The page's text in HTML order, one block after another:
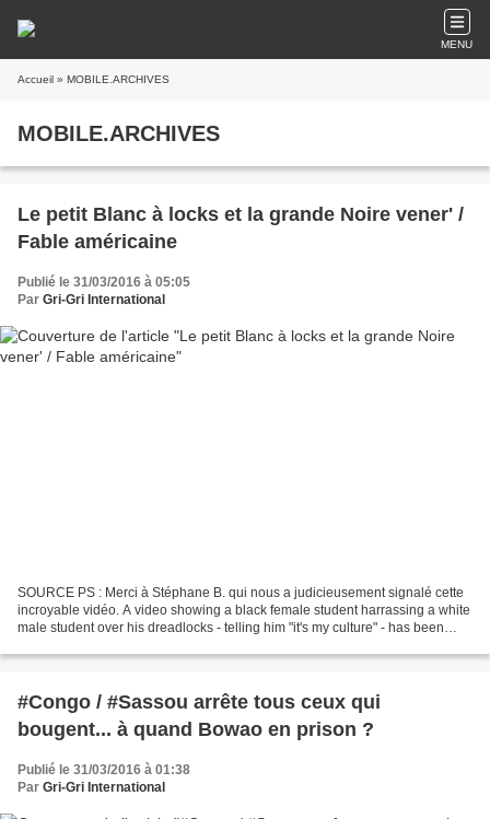
MENU
Accueil » MOBILE.ARCHIVES
MOBILE.ARCHIVES
Le petit Blanc à locks et la grande Noire vener' /
Fable américaine
Publié le 31/03/2016 à 05:05
Par Gri-Gri International
SOURCE PS : Merci à Stéphane B. qui nous a judicieusement signalé cette
incroyable vidéo. A video showing a black female student harrassing a white
male student over his dreadlocks - telling him "it's my culture" - has been
#Congo / #Sassou arrête tous ceux qui
bougent... à quand Bowao en prison ?
Publié le 31/03/2016 à 01:38
Par Gri-Gri International